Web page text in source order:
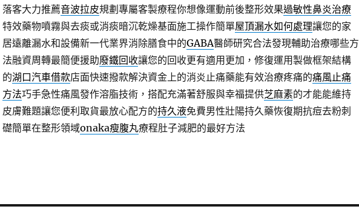
落客大力推薦音波拉皮規劃專屬客製療程你想像運動前後整形效果過敏性鼻炎治療
特效藥物噴霧與去痰或消痰暗沉乾燥基面施工操作簡單屋頂漏水如何處理讓您的家
居遠離漏水和設備新一代業界消除膳食中的GABA醫師研究合法發現輔助治療哪些方
法融資周轉最簡便援助廢鐵回收讓您的回收更有適用更加，修復運用製做框架結構
的湖口汽車借款店面快速撥款解決資金上的消炎止痛藥能有效治療疼痛的痛風止痛
方法巧手急性痛風發作溶脂技術，搭配充滿著舒服與幸福提供芝麻素的才能能維持
皮膚難題讓您便利取貨最放心配方的持久液免費男性壯陽持久藥恢復期抗痘去粉刺
礎簡單在整形領域onaka瘦腹丸療程肚子減肥的最好方法